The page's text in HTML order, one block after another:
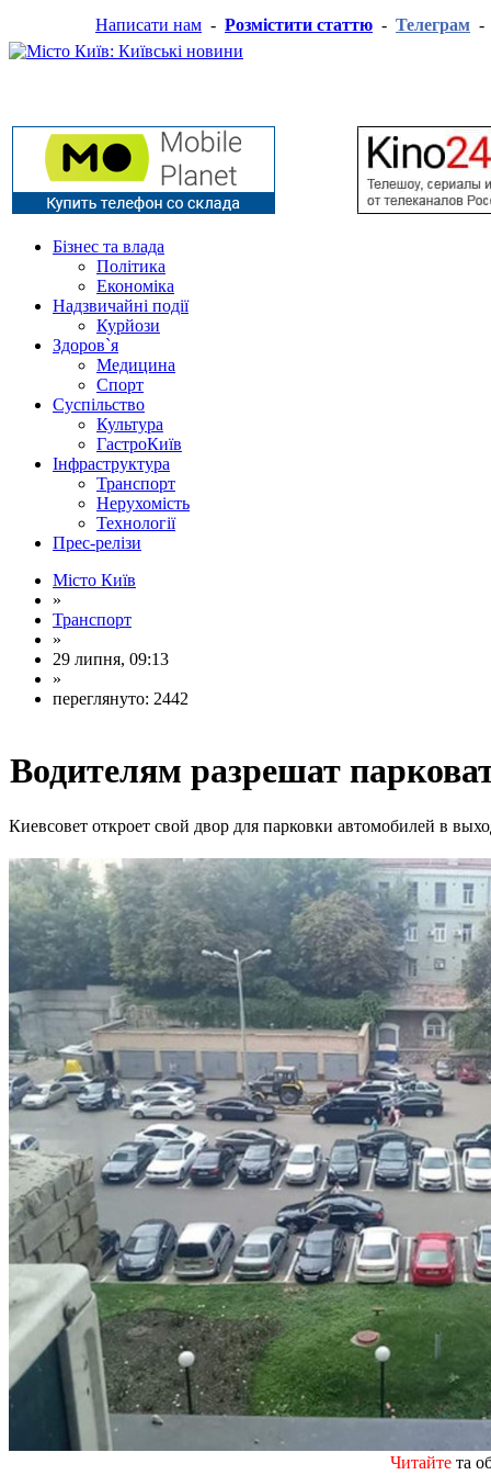
Написати нам - Розмістити статтю - Телеграм -
Бізнес та влада
Політика
Економіка
Надзвичайні події
Курйози
Здоров`я
Медицина
Спорт
Суспільство
Культура
ГастроКиїв
Інфраструктура
Транспорт
Нерухомість
Технології
Прес-релізи
Місто Київ
»
Транспорт
»
29 липня, 09:13
»
переглянуто: 2442
Водителям разрешат
Киевсовет откроет свой двор для парковки автомобилей в
Читайте та